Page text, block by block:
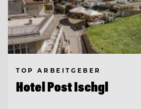
TOP ARBEITGEBER
Hotel Post Ischgl